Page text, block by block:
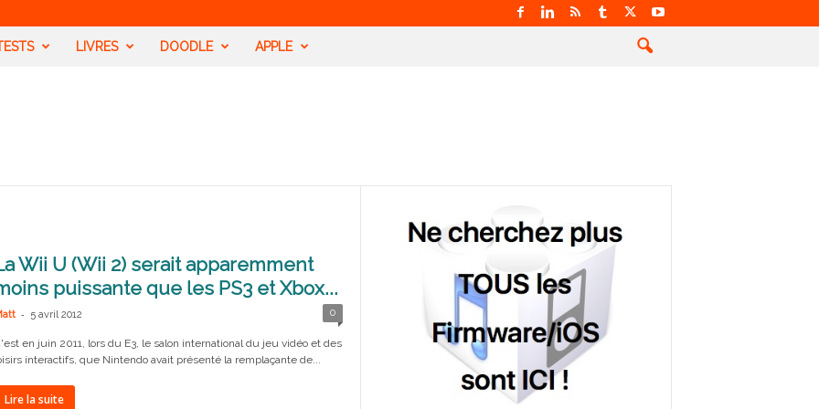
LIVRES DOODLE APPLE
Wii U (Wii 2) serait apparemment
puissante que les PS3 et Xbox...
- 5 avril 2012 0
en juin 2011, lors du E3, le salon international du jeu vidéo et des
interactifs, que Nintendo avait présenté la remplaçante de...
Lire la suite